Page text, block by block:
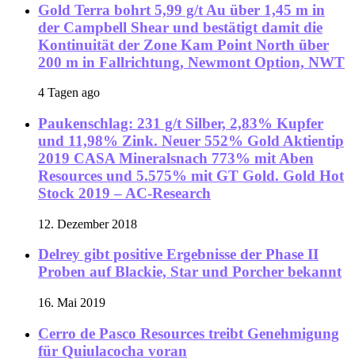
Gold Terra bohrt 5,99 g/t Au über 1,45 m in
der Campbell Shear und bestätigt damit die
Kontinuität der Zone Kam Point North über
200 m in Fallrichtung, Newmont Option, NWT
4 Tagen ago
Paukenschlag: 231 g/t Silber, 2,83% Kupfer
und 11,98% Zink. Neuer 552% Gold Aktientip
2019 CASA Mineralsnach 773% mit Aben
Resources und 5.575% mit GT Gold. Gold Hot
Stock 2019 – AC-Research
12. Dezember 2018
Delrey gibt positive Ergebnisse der Phase II
Proben auf Blackie, Star und Porcher bekannt
16. Mai 2019
Cerro de Pasco Resources treibt Genehmigung
für Quiulacocha voran